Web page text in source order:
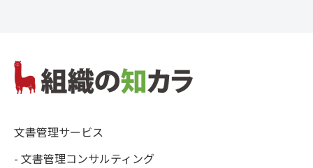
文書管理サービス
- 文書管理コンサルティング